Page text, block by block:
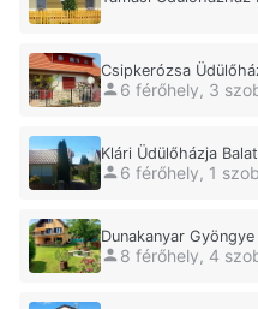
Csipkerózsa
6 férőhely, 3
Klári Üdülőházja
6 férőhely, 1
Dunakanyar
8 férőhely, 4